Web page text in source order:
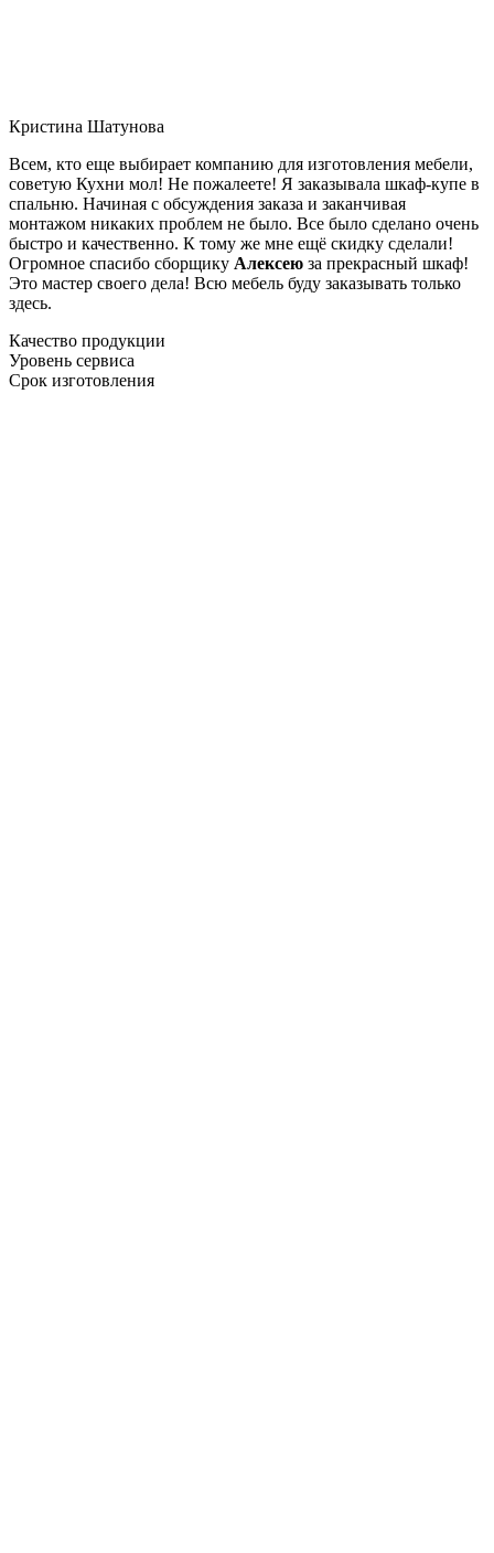
Кристина Шатунова
Всем, кто еще выбирает компанию для изготовления мебели,
советую Кухни мол! Не пожалеете! Я заказывала шкаф-купе в
спальню. Начиная с обсуждения заказа и заканчивая
монтажом никаких проблем не было. Все было сделано очень
быстро и качественно. К тому же мне ещё скидку сделали!
Огромное спасибо сборщику Алексею за прекрасный шкаф!
Это мастер своего дела! Всю мебель буду заказывать только
здесь.
Качество продукции
Уровень сервиса
Срок изготовления